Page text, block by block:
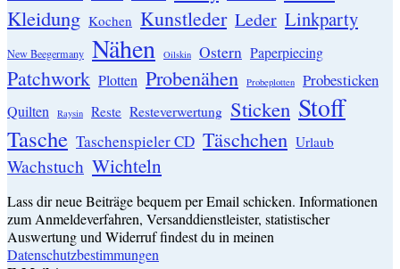
Kleidung Kochen Kunstleder Leder Linkparty
New Beegermany Nähen Oilskin Ostern Paperpiecing
Patchwork Plotten Probenähen Probeplotten Probesticken
Quilten Raysin Reste Resteverwertung Sticken Stoff
Tasche Taschenspieler CD Täschchen Urlaub
Wachstuch Wichteln
Lass dir neue Beiträge bequem per Email schicken. Informationen
zum Anmeldeverfahren, Versanddienstleister, statistischer
Auswertung und Widerruf findest du in meinen
Datenschutzbestimmungen